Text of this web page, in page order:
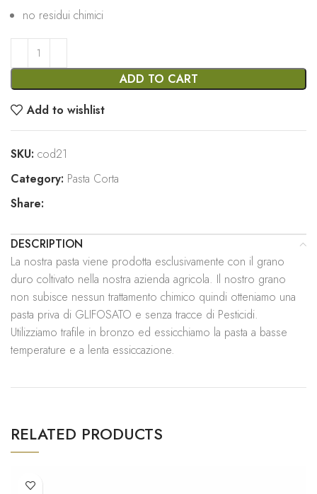
no residui chimici
ADD TO CART
Add to wishlist
SKU: cod21
Category: Pasta Corta
Share:
DESCRIPTION
La nostra pasta viene prodotta esclusivamente con il grano
duro coltivato nella nostra azienda agricola. Il nostro grano
non subisce nessun trattamento chimico quindi otteniamo una
pasta priva di GLIFOSATO e senza tracce di Pesticidi.
Utilizziamo trafile in bronzo ed essicchiamo la pasta a basse
temperature e a lenta essiccazione.
RELATED PRODUCTS